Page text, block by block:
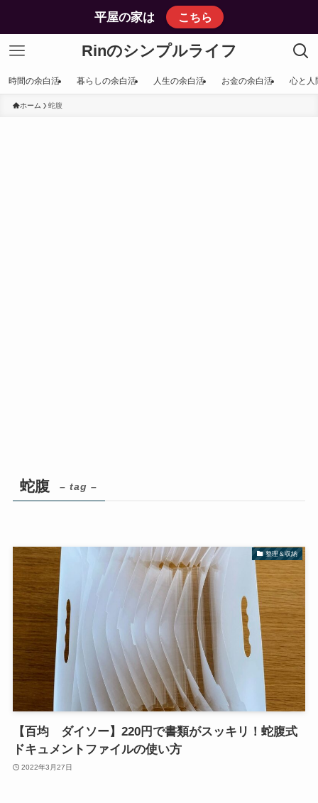
平屋の家は こちら
Rinのシンプルライフ
時間の余白活 暮らしの余白活 人生の余白活 お金の余白活 心と人
ホーム 蛇腹
蛇腹 – tag –
整理＆収納
【百均 ダイソー】220円で書類がスッキリ！蛇腹式
ドキュメントファイルの使い方
2022年3月27日